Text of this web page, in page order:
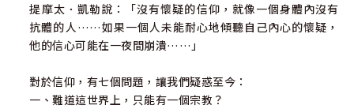
提摩太．凱勒說：「沒有懷疑的信仰，就像一個身體內沒有
抗體的人……如果一個人未能耐心地傾聽自己內心的懷疑，
他的信心可能在一夜間崩潰……」
對於信仰，有七個問題，讓我們疑惑至今：
一、難道這世界上，只能有一個宗教？